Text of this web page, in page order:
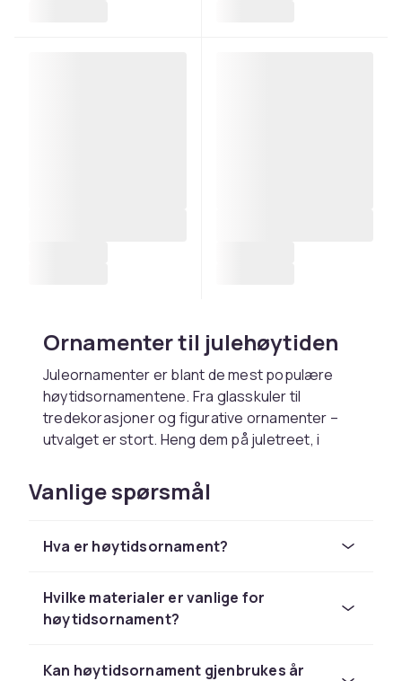
Ornamenter til julehøytiden
Juleornamenter er blant de mest populære
høytidsornamentene. Fra glasskuler til
tredekorasjoner og figurative ornamenter –
utvalget er stort. Heng dem på juletreet, i
skape julstemning i hjemmet.
Påskens ornamenter bringer vårens farger inn
blomstermotiver er typiske vårornamenter.
Heng dem i tørre grener, plasser dem på
frisk vårfølelse.
Vanlige spørsmål
Hva er høytidsornament?
Hvilke materialer er vanlige for
høytidsornament?
Kan høytidsornament gjenbrukes år